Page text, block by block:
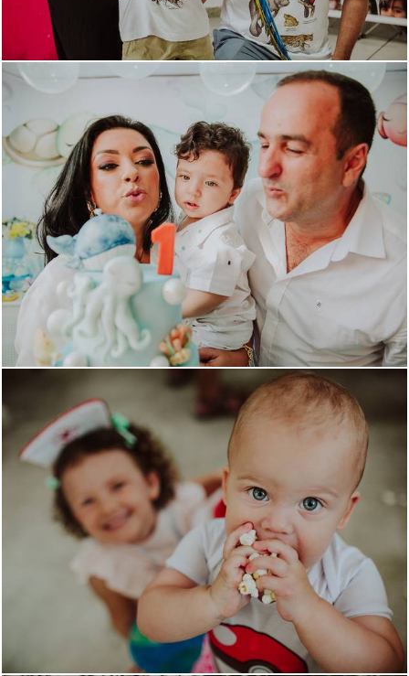
2460 1
1544 5